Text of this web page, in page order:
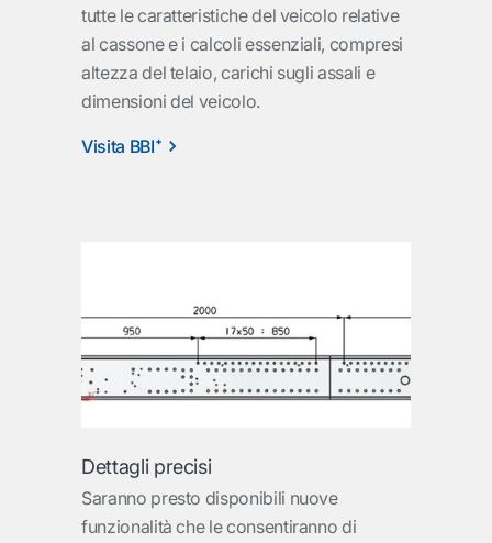
tutte le caratteristiche del veicolo relative
al cassone e i calcoli essenziali, compresi
altezza del telaio, carichi sugli assali e
dimensioni del veicolo.
Visita BBI⁺
Dettagli precisi
Saranno presto disponibili nuove
funzionalità che le consentiranno di